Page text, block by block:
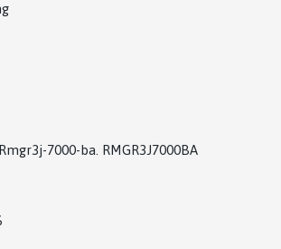
7000-ba. RMGR3J7000BA